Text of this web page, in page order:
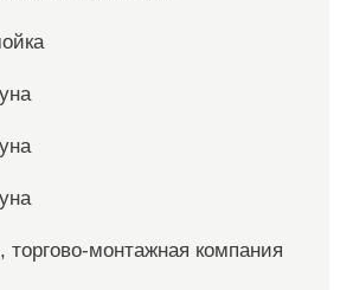
торгово-монтажная компания